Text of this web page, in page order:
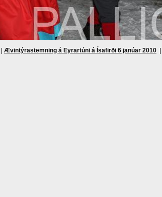
Ævintýrastemning á Eyrartúni á Ísafirði 6 janúar 2010